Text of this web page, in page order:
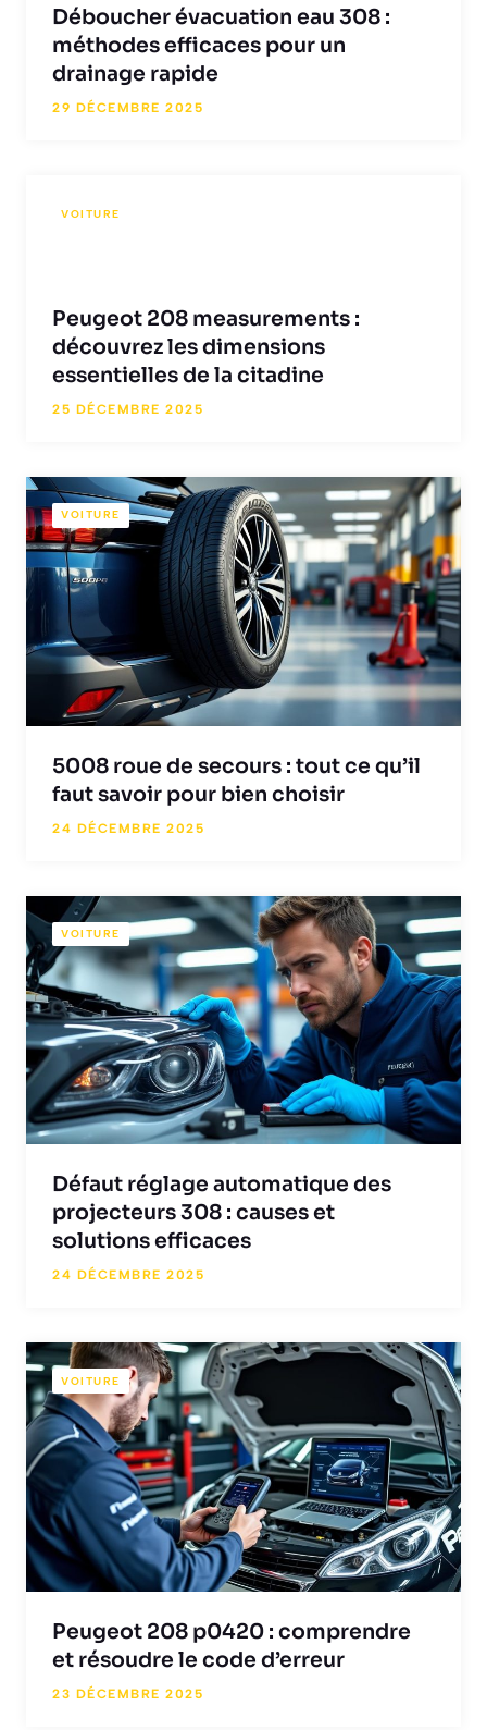
Déboucher évacuation eau 308 :
méthodes efficaces pour un
drainage rapide
29 DÉCEMBRE 2025
VOITURE
Peugeot 208 measurements :
découvrez les dimensions
essentielles de la citadine
25 DÉCEMBRE 2025
VOITURE
5008 roue de secours : tout ce qu’il
faut savoir pour bien choisir
24 DÉCEMBRE 2025
VOITURE
Défaut réglage automatique des
projecteurs 308 : causes et
solutions efficaces
24 DÉCEMBRE 2025
VOITURE
Peugeot 208 p0420 : comprendre
et résoudre le code d’erreur
23 DÉCEMBRE 2025